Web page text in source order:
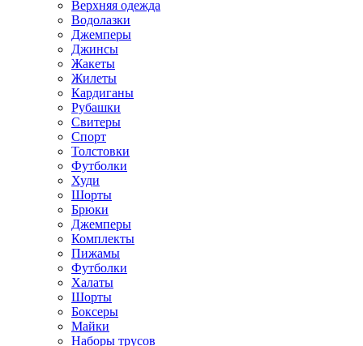
Верхняя одежда
Водолазки
Джемперы
Джинсы
Жакеты
Жилеты
Кардиганы
Рубашки
Свитеры
Спорт
Толстовки
Футболки
Худи
Шорты
Брюки
Джемперы
Комплекты
Пижамы
Футболки
Халаты
Шорты
Боксеры
Майки
Наборы трусов